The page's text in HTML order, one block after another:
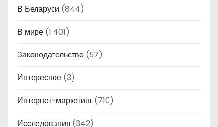
В Беларуси (844)
В мире (1 401)
Законодательство (57)
Интересное (3)
Интернет-маркетинг (710)
Исследования (342)